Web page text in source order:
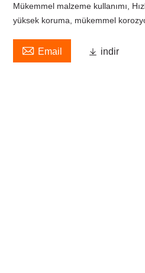
Mükemmel malzeme kullanımı,
yüksek koruma, mükemmel
 Email  indir